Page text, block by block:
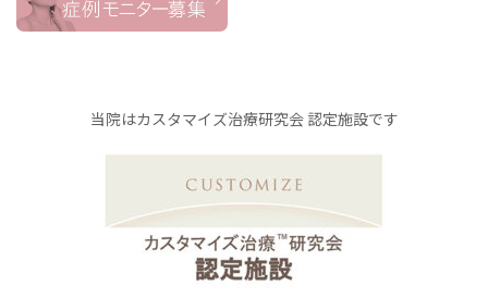
当院はカスタマイズ治療研究会 認定施設です